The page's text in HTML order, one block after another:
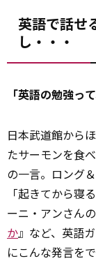
英語で話せ
し・・・
「英語の勉強っ
日本武道館から
たサーモンを食
の一言。ロング
「起きてから寝
ーニ・アンさん
か』など、英語
にこんな発言を